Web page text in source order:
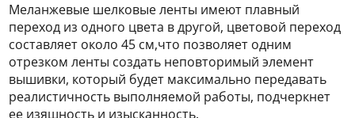
Меланжевые шелковые ленты имеют плавный
переход из одного цвета в другой, цветовой переход
составляет около 45 см,что позволяет одним
отрезком ленты создать неповторимый элемент
вышивки, который будет максимально передавать
реалистичность выполняемой работы, подчеркнет
ее изящность и изысканность.